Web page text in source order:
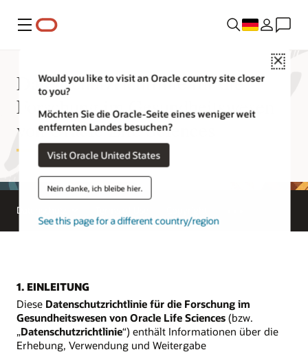
Menü
Close
Would you like to visit an Oracle country site closer
to you?
Möchten Sie die Oracle-Seite eines weniger weit
entfernten Landes besuchen?
Visit Oracle United States
Nein danke, ich bleibe hier.
See this page for a different country/region
Datenschutzrichtlinie für die
Forschung im Gesundheitswesen
von Oracle Life Sciences
Datenschutz
1. EINLEITUNG
Diese Datenschutzrichtlinie für die Forschung im
Gesundheitswesen von Oracle Life Sciences (bzw.
„Datenschutzrichtlinie“) enthält Informationen über die
Erhebung, Verwendung und Weitergabe